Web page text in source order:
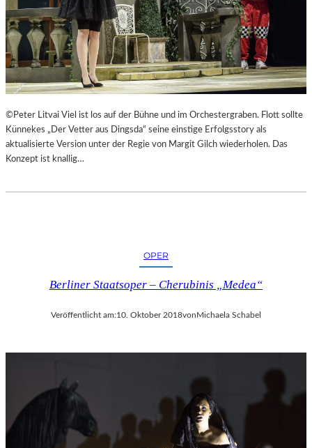
©Peter Litvai Viel ist los auf der Bühne und im Orchestergraben. Flott sollte
Künnekes „Der Vetter aus Dingsda“ seine einstige Erfolgsstory als
aktualisierte Version unter der Regie von Margit Gilch wiederholen. Das
Konzept ist knallig…
OPER
Berliner Staatsoper – Cherubinis „Medea“
Veröffentlicht am:10. Oktober 2018vonMichaela Schabel